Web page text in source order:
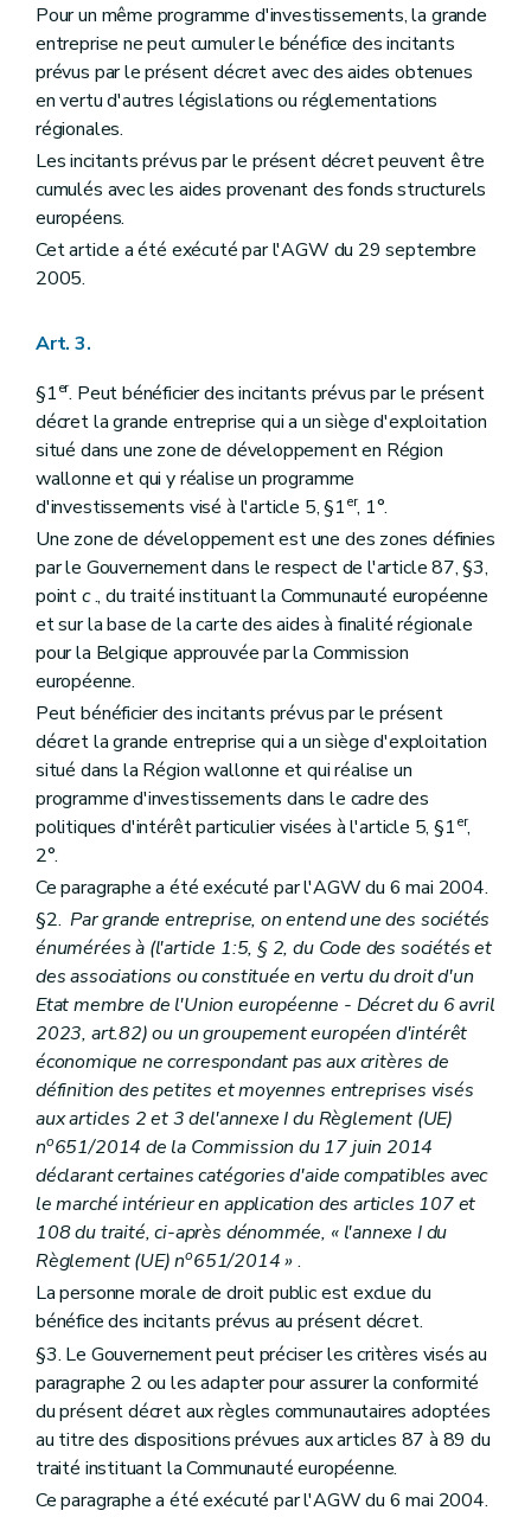
Pour un même programme d'investissements, la grande
entreprise ne peut cumuler le bénéfice des incitants
prévus par le présent décret avec des aides obtenues
en vertu d'autres législations ou réglementations
régionales.
Les incitants prévus par le présent décret peuvent être
cumulés avec les aides provenant des fonds structurels
européens.
Cet article a été exécuté par l'AGW du 29 septembre
2005.
Art. 3.
§1er. Peut bénéficier des incitants prévus par le présent
décret la grande entreprise qui a un siège d'exploitation
situé dans une zone de développement en Région
wallonne et qui y réalise un programme
d'investissements visé à l'article 5, §1er, 1°.
Une zone de développement est une des zones définies
par le Gouvernement dans le respect de l'article 87, §3,
pointc., du traité instituant la Communauté européenne
et sur la base de la carte des aides à finalité régionale
pour la Belgique approuvée par la Commission
européenne.
Peut bénéficier des incitants prévus par le présent
décret la grande entreprise qui a un siège d'exploitation
situé dans la Région wallonne et qui réalise un
programme d'investissements dans le cadre des
politiques d'intérêt particulier visées à l'article 5, §1er,
2°.
Ce paragraphe a été exécuté par l'AGW du 6 mai 2004.
§2.Par grande entreprise, on entend une des sociétés
énumérées à (l'article 1:5, § 2, du Code des sociétés et
des associations ou constituée en vertu du droit d'un
Etat membre de l'Union européenne - Décret du 6 avril
2023, art.82) ou un groupement européen d'intérêt
économique ne correspondant pas aux critères de
définition des petites et moyennes entreprises visés
aux articles 2 et 3 del'annexe I du Règlement (UE)
no651/2014 de la Commission du 17 juin 2014
déclarant certaines catégories d'aide compatibles avec
le marché intérieur en application des articles 107 et
108 du traité, ci-après dénommée, « l'annexe I du
Règlement (UE) no651/2014 ».
La personne morale de droit public est exclue du
bénéfice des incitants prévus au présent décret.
§3. Le Gouvernement peut préciser les critères visés au
paragraphe 2 ou les adapter pour assurer la conformité
du présent décret aux règles communautaires adoptées
au titre des dispositions prévues aux articles 87 à 89 du
traité instituant la Communauté européenne.
Ce paragraphe a été exécuté par l'AGW du 6 mai 2004.